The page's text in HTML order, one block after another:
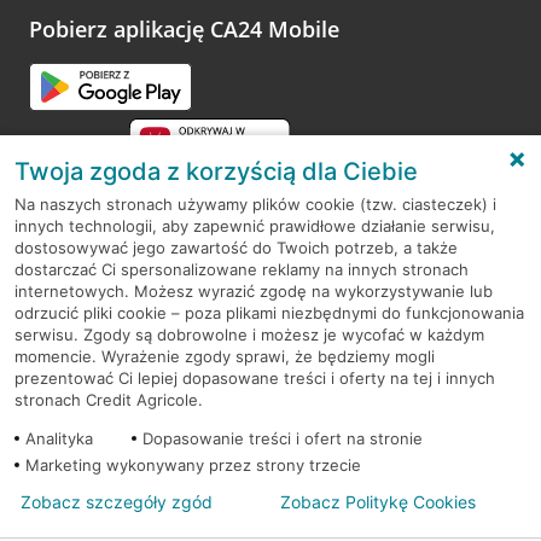
opinie.
Pobierz aplikację CA24 Mobile
RODO
Regulamin serwisu
Mapa serwisu
PolitykaCookies
© 2026 Credit Agricole Bank Polska S.A. Wszelkie prawa zastrzeżone
Twoja zgoda z korzyścią dla Ciebie
Na naszych stronach używamy plików cookie (tzw. ciasteczek) i
innych technologii, aby zapewnić prawidłowe działanie serwisu,
dostosowywać jego zawartość do Twoich potrzeb, a także
dostarczać Ci spersonalizowane reklamy na innych stronach
internetowych. Możesz wyrazić zgodę na wykorzystywanie lub
odrzucić pliki cookie – poza plikami niezbędnymi do funkcjonowania
serwisu. Zgody są dobrowolne i możesz je wycofać w każdym
momencie. Wyrażenie zgody sprawi, że będziemy mogli
prezentować Ci lepiej dopasowane treści i oferty na tej i innych
stronach Credit Agricole.
Analityka
Dopasowanie treści i ofert na stronie
Marketing wykonywany przez strony trzecie
Zobacz szczegóły zgód Zobacz Politykę Cookies